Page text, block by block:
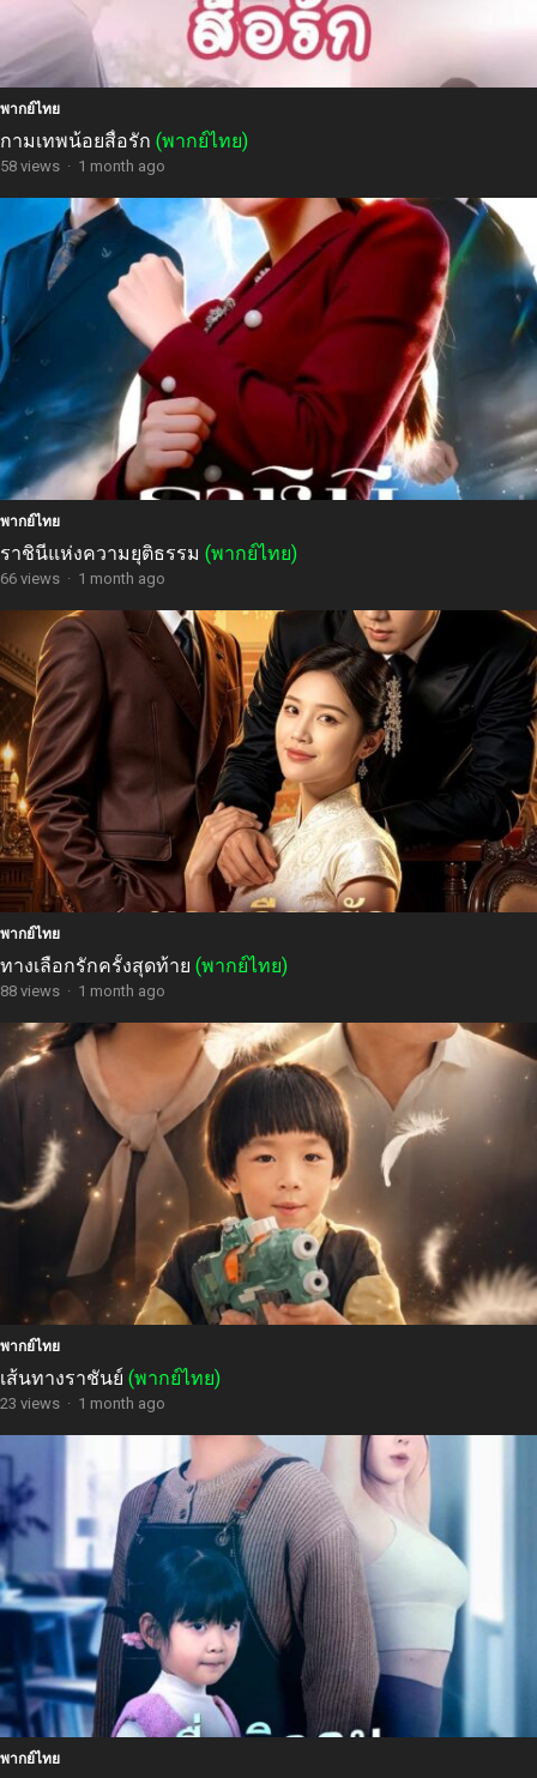
พากย์ไทย
กามเทพน้อยสื่อรัก (พากย์ไทย)
58 views · 1 month ago
พากย์ไทย
ราชินีแห่งความยุติธรรม (พากย์ไทย)
66 views · 1 month ago
พากย์ไทย
ทางเลือกรักครั้งสุดท้าย (พากย์ไทย)
88 views · 1 month ago
พากย์ไทย
เส้นทางราชันย์ (พากย์ไทย)
23 views · 1 month ago
พากย์ไทย